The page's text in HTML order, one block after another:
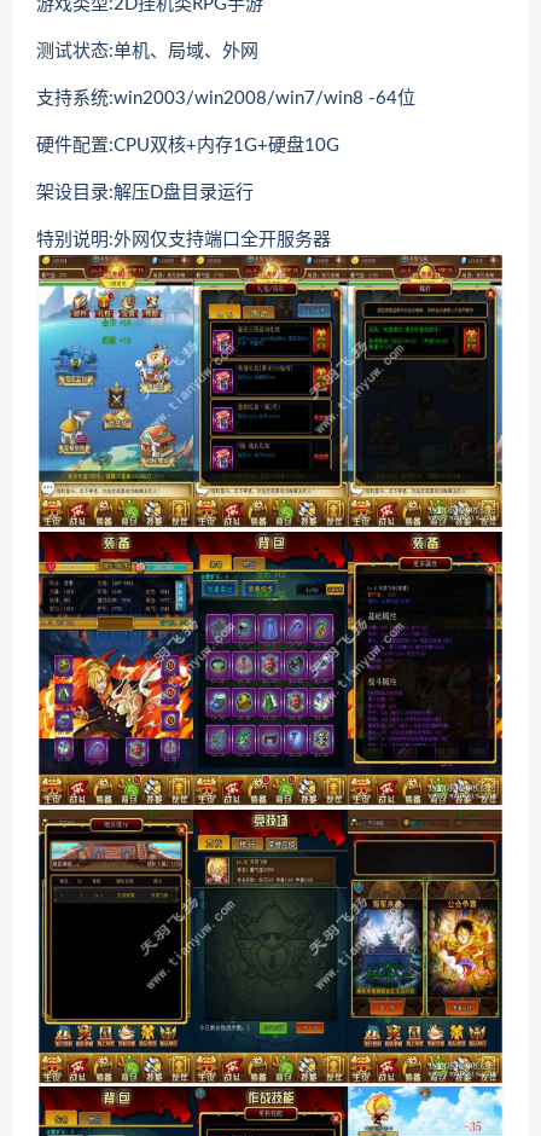
游戏类型:2D挂机类RPG手游
测试状态:单机、局域、外网
支持系统:win2003/win2008/win7/win8 -64位
硬件配置:CPU双核+内存1G+硬盘10G
架设目录:解压D盘目录运行
特别说明:外网仅支持端口全开服务器